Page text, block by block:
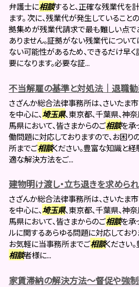
弁護士に相談すると、正確な残業代を
ます。 次に、残業代が発生していること
拠集めが残業代請求で最も難しい点で
ありません。証拠がない残業代につい
ない可能性があるため、できるだけ早
要になります。必要な証...
不当解雇の基準と対処法｜退職勧
さざんか総合法律事務所は、さいたま市
を中心に、埼玉県、東京都、千葉県、神
馬県において、皆さまからのご相談を承
働問題に対応しておりますので、お困
所までご相談ください。豊富な知識と経
適な解決方法をご...
建物明け渡し・立ち退きを求めら
さざんか総合法律事務所は、さいたま市
を中心に、埼玉県、東京都、千葉県、神
馬県において、皆さまからのご相談を承
ルに関するあらゆる問題に対応しており
お気軽に当事務所までご相談ください
相談者様に...
家賃滞納の解決方法～督促や強